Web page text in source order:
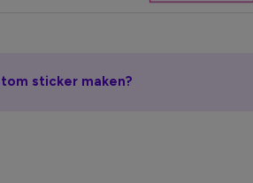
sticker maken?